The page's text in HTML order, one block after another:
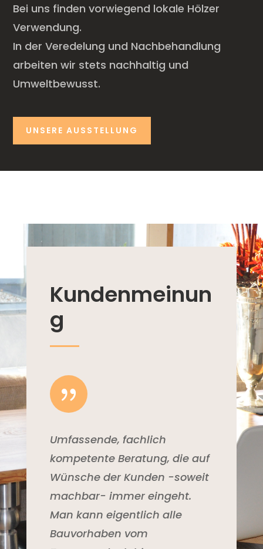
Bei uns finden vorwiegend lokale Hölzer
Verwendung.
In der Veredelung und Nachbehandlung
arbeiten wir stets nachhaltig und
Umweltbewusst.
UNSERE AUSSTELLUNG
Kundenmeinun
g
{
Umfassende, fachlich
kompetente Beratung, die auf
Wünsche der Kunden -soweit
machbar- immer eingeht.
Man kann eigentlich alle
Bauvorhaben vom